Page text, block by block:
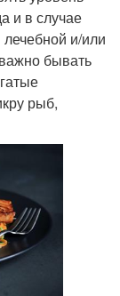
и в случае
и/или
бывать
рыб,